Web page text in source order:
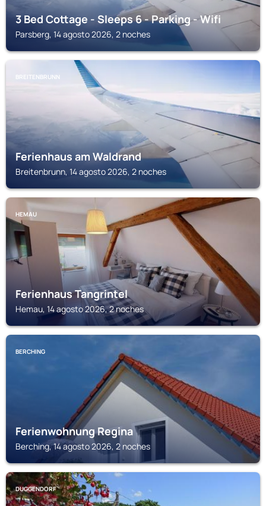
3 Bed Cottage - Sleeps 6 - Parking - Wifi
Parsberg, 14 agosto 2026, 2 noches
BREITENBRUNN
Ferienhaus am Waldrand
Breitenbrunn, 14 agosto 2026, 2 noches
HEMAU
Ferienhaus Tangrintel
Hemau, 14 agosto 2026, 2 noches
BERCHING
Ferienwohnung Regina
Berching, 14 agosto 2026, 2 noches
DUGGENDORF